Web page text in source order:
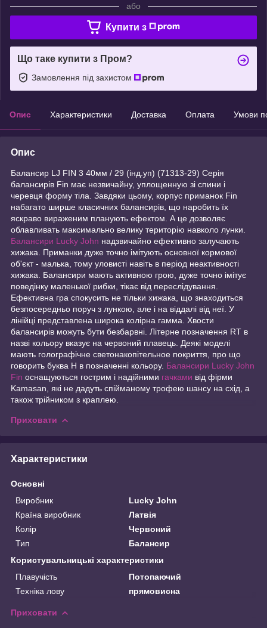
або
Купити з
Що таке купити з Пром?
Замовлення під захистом
Опис Характеристики Доставка Оплата Умови
Опис
Балансир LJ FIN 3 40мм / 29 (інд.уп) (71313-29) Серія
балансирів Fin має незвичайну, уплощенную зі спини і
черевця форму тіла. Завдяки цьому, корпус приманок Fin
набагато ширше класичних балансирів, що наробить їх
яскраво вираженим планують ефектом. А це дозволяє
облавливать максимально велику територію навколо лунки.
Балансири Lucky John надзвичайно ефективно залучають
хижака. Приманки дуже точно імітують основної кормової
об'єкт - малька, тому уловисті навіть в період неактивності
хижака. Балансири мають активною грою, дуже точно імітує
поведінку маленької рибки, тікає від переслідування.
Ефективна гра спокусить не тільки хижака, що знаходиться
безпосередньо поруч з лункою, але і на віддалі від неї. У
лінійці представлена широка колірна гамма. Хвости
балансирів можуть бути безбарвні. Літерне позначення RT в
назві кольору вказує на червоний плавець. Деякі моделі
мають голографічне светонакопітельное покриття, про що
говорить буква Н в позначенні кольору. Балансири Lucky John
Fin оснащуються гострим і надійними гачками від фірми
Kamasan, які не дадуть спійманому трофею шансу на схід, а
також трійником з краплею.
Приховати
Характеристики
Основні
Виробник
Lucky John
Країна виробник
Латвія
Колір
Червоний
Тип
Балансир
Користувальницькі характеристики
Плавучість
Потопаючий
Техніка лову
прямовисна
Приховати